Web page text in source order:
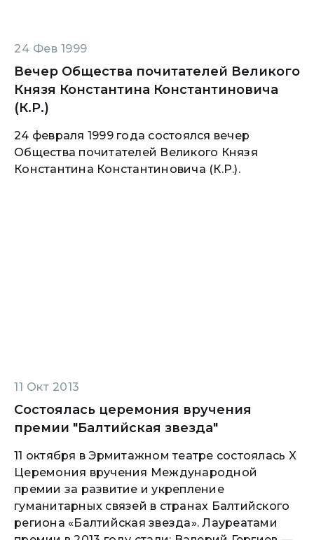
24 Фев 1999
Вечер Общества почитателей Великого
Князя Константина Константиновича
(К.Р.)
24 февраля 1999 года состоялся вечер
Общества почитателей Великого Князя
Константина Константиновича (К.Р.).
11 Окт 2013
Состоялась церемония вручения
премии "Балтийская звезда"
11 октября в Эрмитажном театре состоялась X
Церемония вручения Международной
премии за развитие и укрепление
гуманитарных связей в странах Балтийского
региона «Балтийская звезда». Лауреатами